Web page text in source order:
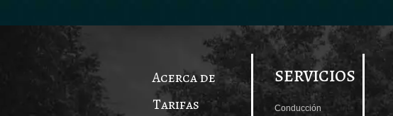
Acerca de
Tarifas
SERVICIOS
Conducción